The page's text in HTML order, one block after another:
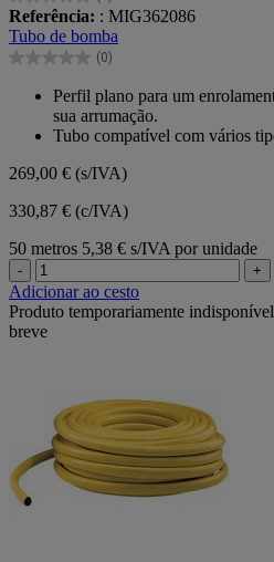
0.0
em
5
estrelas.
Referência: : MIG362086
Tubo de bomba
(0)
0.0
estrelas.
Perfil plano para um
sua arrumação.
Tubo compatível com vários
269,00 € (s/IVA)
330,87 € (c/IVA)
50 metros 5,38 € s/IVA por unidade
- +
Adicionar ao cesto
Produto temporariamente
breve